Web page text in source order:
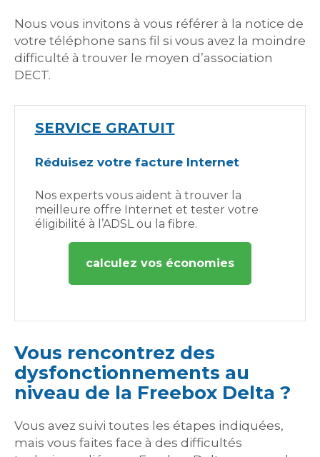
Nous vous invitons à vous référer à la notice de
votre téléphone sans fil si vous avez la moindre
difficulté à trouver le moyen d’association
DECT.
SERVICE GRATUIT
Réduisez votre facture Internet
Nos experts vous aident à trouver la
meilleure offre Internet et tester votre
éligibilité à l’ADSL ou la fibre.
calculez vos économies
Vous rencontrez des
dysfonctionnements au
niveau de la Freebox Delta ?
Vous avez suivi toutes les étapes indiquées,
mais vous faites face à des difficultés